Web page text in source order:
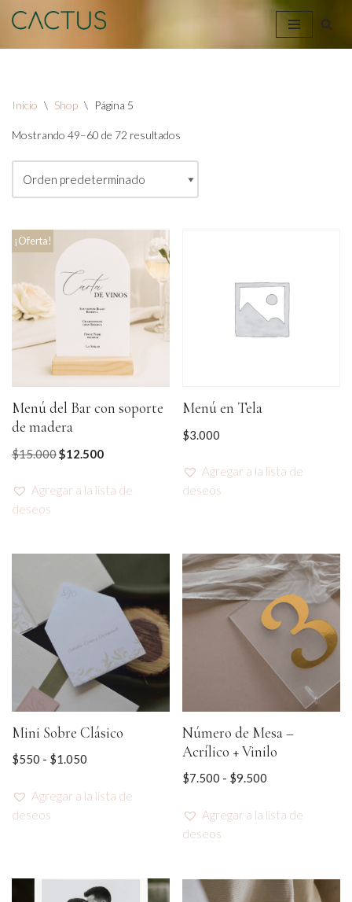
Inicio \ Shop \ Página 5
Mostrando 49–60 de 72 resultados
¡Oferta!
Menú del Bar con soporte
de madera
$15.000$12.500
Agregar a la lista de
deseos
Menú en Tela
$3.000
Agregar a la lista de
deseos
Mini Sobre Clásico
$550 - $1.050
Agregar a la lista de
deseos
Número de Mesa –
Acrílico + Vinilo
$7.500 - $9.500
Agregar a la lista de
deseos